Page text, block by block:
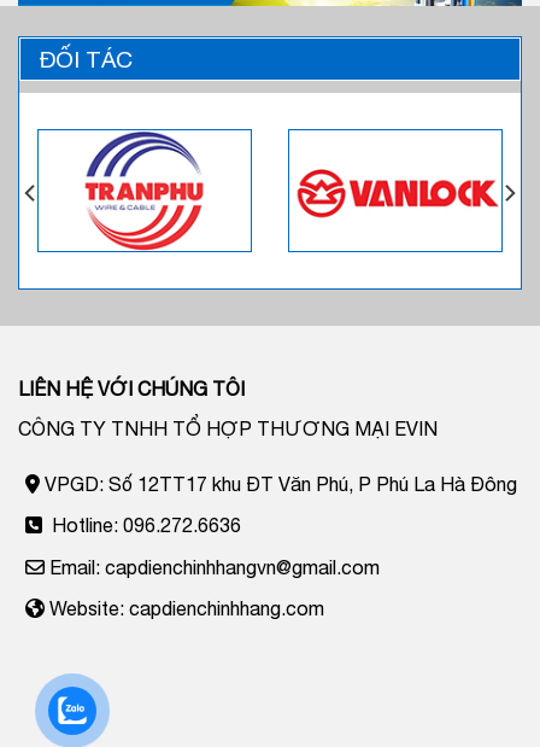
ĐỐI TÁC
LIÊN HỆ VỚI CHÚNG TÔI
CÔNG TY TNHH TỔ HỢP THƯƠNG MẠI EVIN
VPGD: Số 12TT17 khu ĐT Văn Phú, P Phú La Hà Đông
Hotline: 096.272.6636
Email: capdienchinhhangvn@gmail.com
Website: capdienchinhhang.com